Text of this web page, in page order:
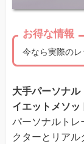
お得な情報
今なら実際の
大手パーソナ
イエットメソッ
パーソナルトレ
クターとリア